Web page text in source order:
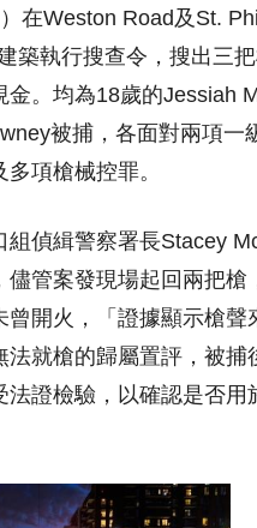
在Weston Road及St.
築執行搜查令，搜出三
金。均為18歲的Jessiah
被捕，各面對兩項一
項槍械控罪。
組偵緝警察署長Stacey
儘管案發現場起回兩把槍
曾開火，「證據顯示槍聲
法就槍的歸屬置評，被捕
法證檢驗，以確認是否用